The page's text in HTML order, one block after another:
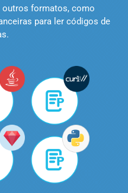
outros formatos, como
para ler códigos de